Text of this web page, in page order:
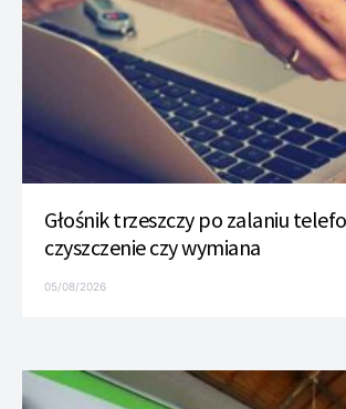
Głośnik trzeszczy po zalaniu
czyszczenie czy wymiana
05/08/2026